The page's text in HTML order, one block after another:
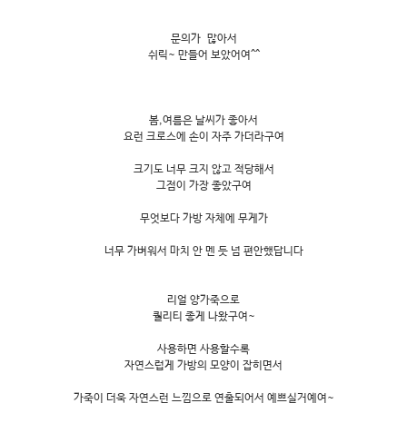
문의가 많아서
쉬릭~ 만들어 보았어여^^
봄,여름은 날씨가 좋아서
요런 크로스에 손이 자주 가더라구여
크기도 너무 크지 않고 적당해서
그점이 가장 좋았구여
무엇보다 가방 자체에 무게가
너무 가벼워서 마치 안 멘 듯 넘 편안했답니다
리얼 양가죽으로
퀄리티 좋게 나왔구여~
사용하면 사용할수록
자연스럽게 가방의 모양이 잡히면서
가죽이 더욱 자연스런 느낌으로 연출되어서 예쁘실거예여~